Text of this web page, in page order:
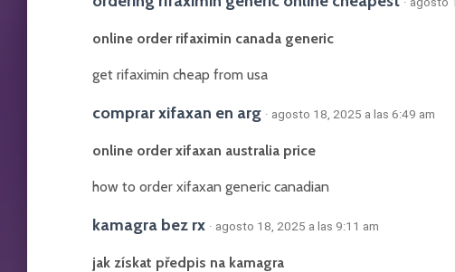
online order rifaximin canada generic
get rifaximin cheap from usa
comprar xifaxan en arg · agosto 18, 2025 a las 6:49 am
online order xifaxan australia price
how to order xifaxan generic canadian
kamagra bez rx · agosto 18, 2025 a las 9:11 am
jak získat předpis na kamagra